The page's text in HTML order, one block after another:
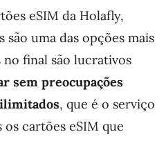
eSIM da Holafly,
uma das opções mais
no final são lucrativos
sem preocupações
ilimitados, que é o serviço
cartões eSIM que